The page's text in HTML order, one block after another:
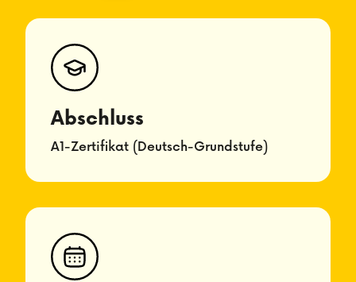
Abschluss
A1-Zertifikat (Deutsch-Grundstufe)